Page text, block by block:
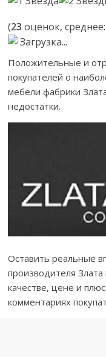
(23 оценок,
Загрузка...
Положительные и
покупателей о
мебели фабрики
недостатки.
Оставить реальные
производителя
качестве, цене и
комментариях